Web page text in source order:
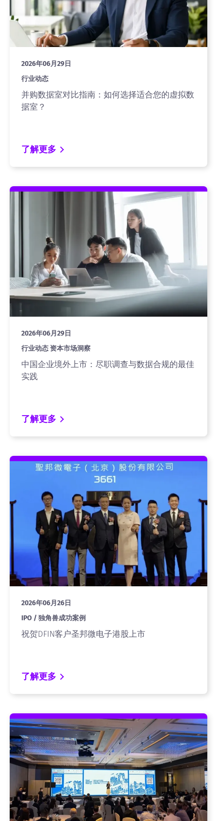
2026年06月29日
行业动态
并购数据室对比指南：如何选择适合您的虚拟数
据室？
了解更多
2026年06月29日
行业动态 资本市场洞察
中国企业境外上市：尽职调查与数据合规的最佳
实践
了解更多
2026年06月26日
IPO / 独角兽成功案例
祝贺DFIN客户圣邦微电子港股上市
了解更多